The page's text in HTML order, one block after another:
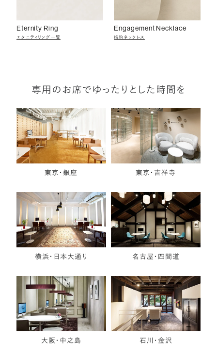
Eternity Ring
エタニティリング一覧
Engagement Necklace
婚約ネックレス
専用のお席でゆったりとした時間を
東京・銀座 東京・吉祥寺
横浜・日本大通り 名古屋・四間道
大阪・中之島 石川・金沢